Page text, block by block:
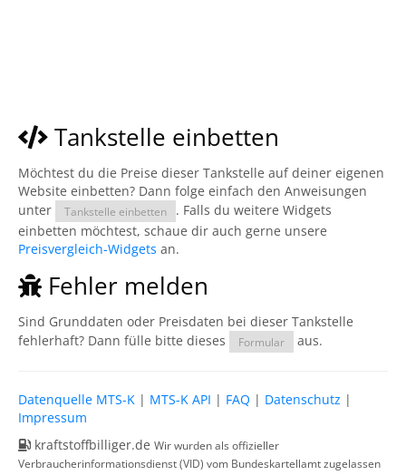
Tankstelle einbetten
Möchtest du die Preise dieser Tankstelle auf deiner eigenen
Website einbetten? Dann folge einfach den Anweisungen
unter
Tankstelle einbetten
. Falls du weitere Widgets
einbetten möchtest, schaue dir auch gerne unsere
Preisvergleich-Widgets an.
Fehler melden
Sind Grunddaten oder Preisdaten bei dieser Tankstelle
fehlerhaft? Dann fülle bitte dieses
Formular aus.
Datenquelle MTS-K | MTS-K API | FAQ | Datenschutz |
Impressum
kraftstoffbilliger.de Wir wurden als offizieller
Verbraucherinformationsdienst (VID) vom Bundeskartellamt zugelassen